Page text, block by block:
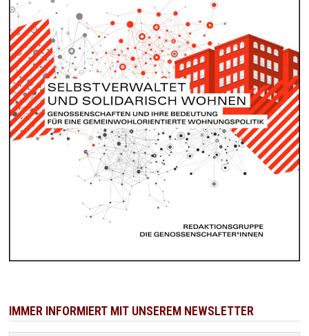
IMMER INFORMIERT MIT UNSEREM NEWSLETTER